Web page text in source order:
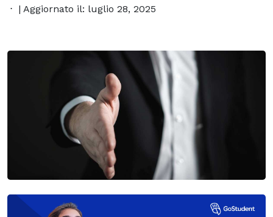
| Aggiornato il: luglio 28, 2025